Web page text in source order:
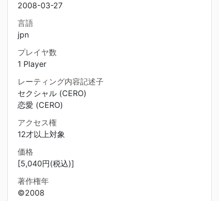
2008-03-27
言語
jpn
プレイヤ数
1 Player
レーティング内容記述子
セクシャル (CERO)
恋愛 (CERO)
アクセス権
12才以上対象
価格
[5,040円(税込)]
著作権年
©2008